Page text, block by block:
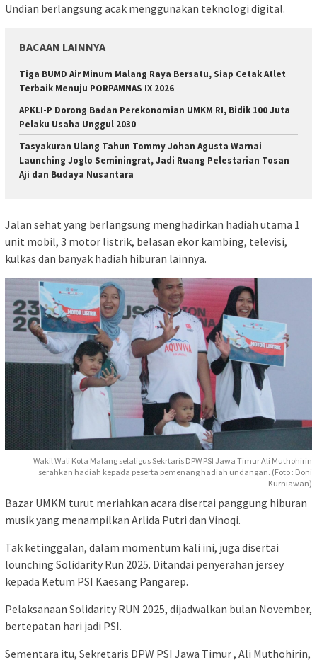
Undian berlangsung acak menggunakan teknologi digital.
BACAAN LAINNYA
Tiga BUMD Air Minum Malang Raya Bersatu, Siap Cetak Atlet
Terbaik Menuju PORPAMNAS IX 2026
APKLI-P Dorong Badan Perekonomian UMKM RI, Bidik 100 Juta
Pelaku Usaha Unggul 2030
Tasyakuran Ulang Tahun Tommy Johan Agusta Warnai
Launching Joglo Seminingrat, Jadi Ruang Pelestarian Tosan
Aji dan Budaya Nusantara
Jalan sehat yang berlangsung menghadirkan hadiah utama 1
unit mobil, 3 motor listrik, belasan ekor kambing, televisi,
kulkas dan banyak hadiah hiburan lainnya.
Wakil Wali Kota Malang selaligus Sekrtaris DPW PSI Jawa Timur Ali Muthohirin
serahkan hadiah kepada peserta pemenang hadiah undangan. (Foto : Doni
Kurniawan)
Bazar UMKM turut meriahkan acara disertai panggung hiburan
musik yang menampilkan Arlida Putri dan Vinoqi.
Tak ketinggalan, dalam momentum kali ini, juga disertai
lounching Solidarity Run 2025. Ditandai penyerahan jersey
kepada Ketum PSI Kaesang Pangarep.
Pelaksanaan Solidarity RUN 2025, dijadwalkan bulan November,
bertepatan hari jadi PSI.
Sementara itu, Sekretaris DPW PSI Jawa Timur , Ali Muthohirin,